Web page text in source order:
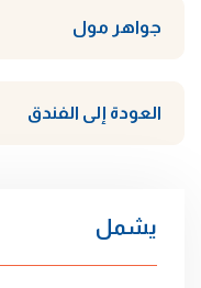
جواهر مول
العودة إلى الفندق
يشمل